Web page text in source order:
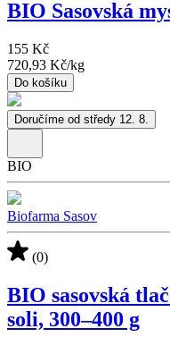
BIO Sasovská
155 Kč
720,93 Kč/kg
Do košíku
Doručíme od středy 12. 8.
BIO
Biofarma Sasov
(0)
BIO sasovská
soli, 300–400 g